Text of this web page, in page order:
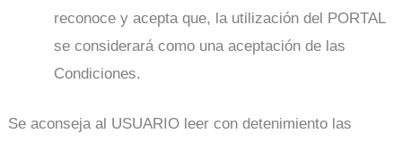
reconoce y acepta que, la utilización del PORTAL
se considerará como una aceptación de las
Condiciones.
Se aconseja al USUARIO leer con detenimiento las